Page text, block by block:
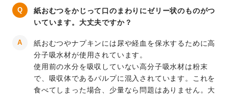
紙おむつをかじって口のまわりにゼリー状のものがつ
いています。大丈夫ですか？
紙おむつやナプキンには尿や経血を保水するために高
分子吸水材が使用されています。
使用前の水分を吸収していない高分子吸水材は粉末
で、吸収体であるパルプに混入されています。これを
食べてしまった場合、少量なら問題はありません。大